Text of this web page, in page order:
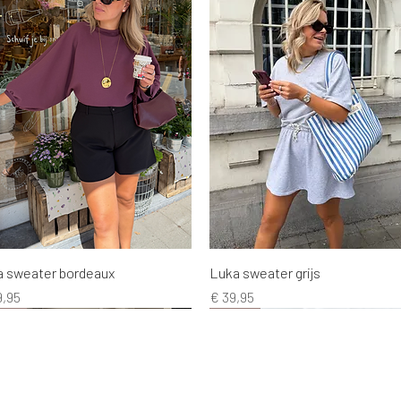
Snel overzicht
sweater bordeaux
Snel overzicht
Luka sweater grijs
Prijs
€ 39,95